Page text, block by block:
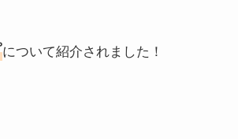
について紹介されました！